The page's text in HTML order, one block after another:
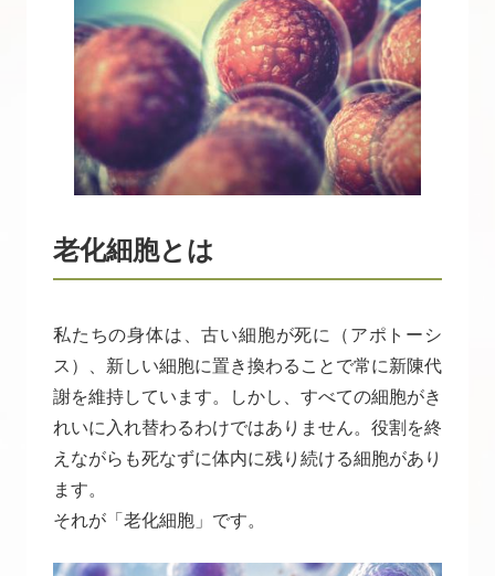
老化細胞とは
私たちの身体は、古い細胞が死に（アポトーシ
ス）、新しい細胞に置き換わることで常に新陳代
謝を維持しています。しかし、すべての細胞がき
れいに入れ替わるわけではありません。役割を終
えながらも死なずに体内に残り続ける細胞があり
ます。
それが「老化細胞」です。